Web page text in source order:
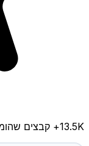
13.5K+ קבצים